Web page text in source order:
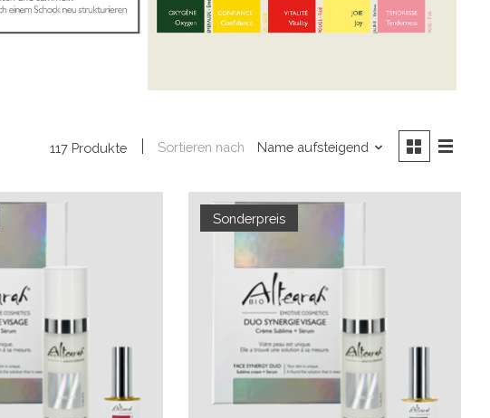
117 Produkte Sortieren nach Name aufsteigend
Sonderpreis